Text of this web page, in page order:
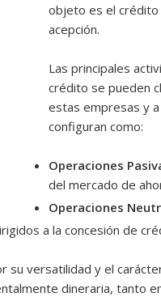
objeto es el crédito
acepción.
Las principales
crédito se pueden
estas empresas y
configuran como:
Operaciones
del mercado de
Operaciones
a la concesión de
su versatilidad y el
dineraria, tanto